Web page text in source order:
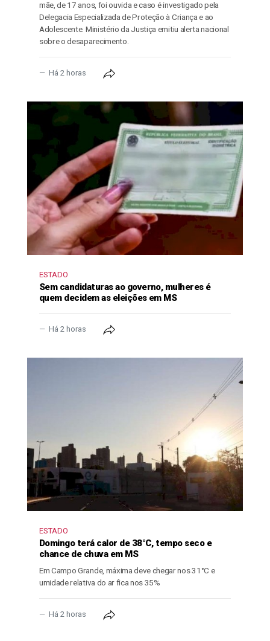
mãe, de 17 anos, foi ouvida e caso é investigado pela
Delegacia Especializada de Proteção à Criança e ao
Adolescente. Ministério da Justiça emitiu alerta nacional
sobre o desaparecimento.
Há 2 horas
ESTADO
Sem candidaturas ao governo, mulheres é
quem decidem as eleições em MS
Há 2 horas
ESTADO
Domingo terá calor de 38°C, tempo seco e
chance de chuva em MS
Em Campo Grande, máxima deve chegar nos 31°C e
umidade relativa do ar fica nos 35%
Há 2 horas